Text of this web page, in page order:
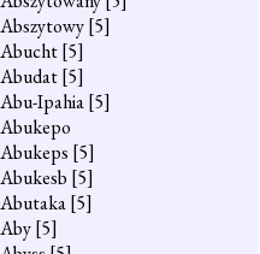
Abszytowy[5]
Abucht[5]
Abudat[5]
Abu-Ipahia[5]
Abukepo
Abukeps [5]
Abukesb [5]
Abutaka[5]
Aby[5]